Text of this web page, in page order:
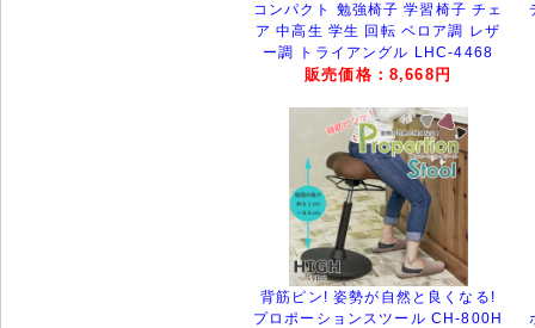
コンパクト 勉強椅子 学習椅子 チェ
ア 中高生 学生 回転 ベロア調 レザ
ー調 トライアングル LHC-4468
販売価格：8,668円
背筋ピン! 姿勢が自然と良くなる!
プロポーションスツール CH-800H